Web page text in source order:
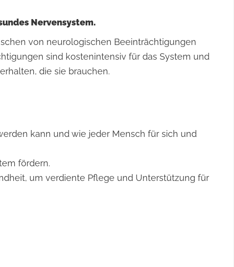
Nervensystem.
von neurologischen Beeinträchtigungen
sind kostenintensiv für das System und
die sie brauchen.
kann und wie jeder Mensch für sich und
fördern.
um verdiente Pflege und Unterstützung für